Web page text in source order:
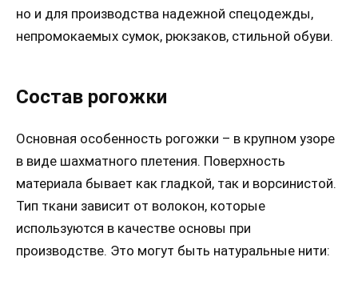
но и для производства надежной спецодежды,
непромокаемых сумок, рюкзаков, стильной обуви.
Состав рогожки
Основная особенность рогожки – в крупном узоре
в виде шахматного плетения. Поверхность
материала бывает как гладкой, так и ворсинистой.
Тип ткани зависит от волокон, которые
используются в качестве основы при
производстве. Это могут быть натуральные нити: